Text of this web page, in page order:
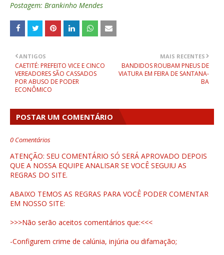
Postagem: Brankinho Mendes
MAIS RECENTES
BANDIDOS ROUBAM PNEUS DE
VIATURA EM FEIRA DE SANTANA-
BA
ANTIGOS
CAETITÉ: PREFEITO VICE E CINCO
VEREADORES SÃO CASSADOS
POR ABUSO DE PODER
ECONÔMICO
POSTAR UM COMENTÁRIO
0 Comentários
ATENÇÃO: SEU COMENTÁRIO SÓ SERÁ APROVADO DEPOIS
QUE A NOSSA EQUIPE ANALISAR SE VOCÊ SEGUIU AS
REGRAS DO SITE.
ABAIXO TEMOS AS REGRAS PARA VOCÊ PODER COMENTAR
EM NOSSO SITE:
>>>Não serão aceitos comentários que:<<<
-Configurem crime de calúnia, injúria ou difamação;